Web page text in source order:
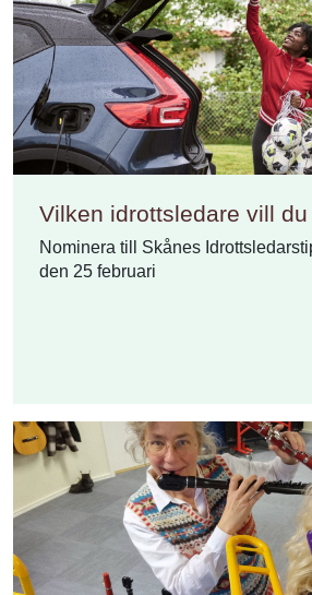
Vilken idrottsledare vill
Nominera till Skånes
den 25 februari